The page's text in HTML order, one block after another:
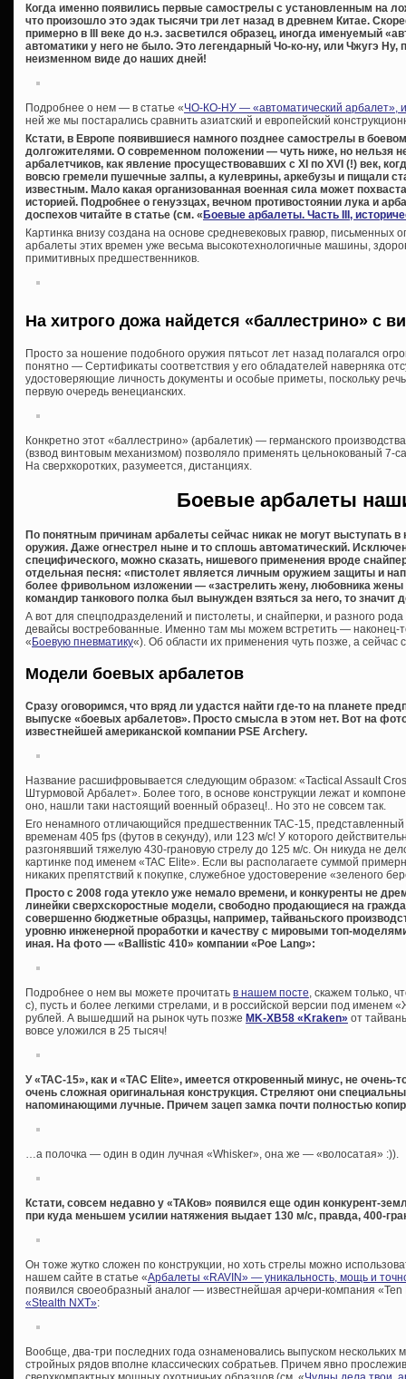
Когда именно появились первые самострелы с установленным на
что произошло это эдак тысячи три лет назад в древнем Китае.
примерно в III веке до н.э. засветился образец, иногда именуемый
автоматики у него не было. Это легендарный Чо-ко-ну, или Чжугэ Ну,
неизменном виде до наших дней!
Подробнее о нем — в статье «ЧО-КО-НУ — «автоматический арбалет»,
ней же мы постарались сравнить азиатский и европейский
Кстати, в Европе появившиеся намного позднее самострелы в
долгожителями. О современном положении — чуть ниже, но нельзя
арбалетчиков, как явление просуществовавших с XI по XVI (!) век,
вовсю гремели пушечные залпы, а кулеврины, аркебузы и пищали
известным. Мало какая организованная военная сила может
историей. Подробнее о генуэзцах, вечном противостоянии лука и
доспехов читайте в статье (см. «Боевые арбалеты. Часть III,
Картинка внизу создана на основе средневековых гравюр, письменных
арбалеты этих времен уже весьма высокотехнологичные машины,
примитивных предшественников.
На хитрого дожа найдется «баллестрино» с
Просто за ношение подобного оружия пятьсот лет назад полагался
понятно — Сертификаты соответствия у его обладателей наверняка
удостоверяющие личность документы и особые приметы, поскольку
первую очередь венецианских.
Конкретно этот «баллестрино» (арбалетик) — германского
(взвод винтовым механизмом) позволяло применять цельнокованый 7-
На сверхкоротких, разумеется, дистанциях.
Боевые арбалеты
По понятным причинам арбалеты сейчас никак не могут выступать в
оружия. Даже огнестрел ныне и то сплошь автоматический.
специфического, можно сказать, нишевого применения вроде
отдельная песня: «пистолет является личным оружием защиты и
более фривольном изложении — «застрелить жену, любовника жены
командир танкового полка был вынужден взяться за него, то значит
А вот для спецподразделений и пистолеты, и снайперки, и разного
девайсы востребованные. Именно там мы можем встретить — наконец-
« Боевую пневматику«). Об области их применения чуть позже, а сейчас
Модели боевых арбалетов
Сразу оговоримся, что вряд ли удастся найти где-то на планете
выпуске «боевых арбалетов». Просто смысла в этом нет. Вот на
известнейшей американской компании PSE Archery.
Название расшифровывается следующим образом: «Tactical Assault
Штурмовой Арбалет». Более того, в основе конструкции лежат и
оно, нашли таки настоящий военный образец!.. Но это не совсем так.
Его ненамного отличающийся предшественник TAC-15,
временам 405 fps (футов в секунду), или 123 м/с! У которого
разгонявший тяжелую 430-грановую стрелу до 125 м/с. Он никуда не
картинке под именем «TAC Elite». Если вы располагаете суммой
никаких препятствий к покупке, служебное удостоверение «зеленого
Просто с 2008 года утекло уже немало времени, и конкуренты не
линейки сверхскоростные модели, свободно продающиеся на
совершенно бюджетные образцы, например, тайваньского
уровню инженерной проработки и качеству с мировыми топ-
иная. На фото — «Ballistic 410» компании «Poe Lang»:
Подробнее о нем вы можете прочитать в нашем посте, скажем только,
с), пусть и более легкими стрелами, и в российской версии под именем
рублей. А вышедший на рынок чуть позже MK-XB58 «Kraken» от
вовсе уложился в 25 тысяч!
У «TAC-15», как и «TAC Elite», имеется откровенный минус, не
очень сложная оригинальная конструкция. Стреляют они
напоминающими лучные. Причем зацеп замка почти полностью
…а полочка — один в один лучная «Whisker», она же — «волосатая» :)).
Кстати, совсем недавно у «ТАКов» появился еще один конкурент-
при куда меньшем усилии натяжения выдает 130 м/с, правда, 400-
Он тоже жутко сложен по конструкции, но хоть стрелы можно
нашем сайте в статье «Арбалеты «RAVIN» — уникальность, мощь и
появился своеобразный аналог — известнейшая арчери-компания
«Stealth NXT»:
Вообще, два-три последних года ознаменовались выпуском
стройных рядов вполне классических собратьев. Причем явно